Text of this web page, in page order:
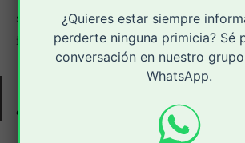
silenciar a los medios que cumplen con
informar y fiscalizar al poder.
“La libertad de expresión no se
en audiencias mal sustentadas.”
¿Quieres estar siempre
perderte ninguna primicia? Sé
conversación en nuestro
WhatsApp.